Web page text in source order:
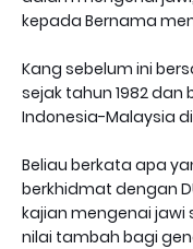
kepada Bernama
Kang sebelum ini
sejak tahun 1982
Indonesia-Malaysia
Beliau berkata apa
berkhidmat dengan
kajian mengenai
nilai tambah bagi